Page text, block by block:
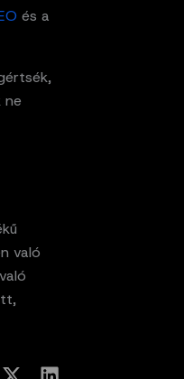
és a
ne
való